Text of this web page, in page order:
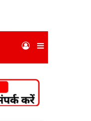
Sidebar
Log